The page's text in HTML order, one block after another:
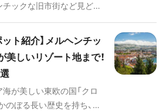
然が満喫できるスポット、
行の計画を立てるのに必
しています。
ックな旧市街など見どこ
ーやホテル、その他知って
さんが旅行前に知ってお
。スイスへの旅行を検討
方も、これを読んだらき
なること間違いなしで
ト紹介】メルヘンチッ
しいリゾート地まで！
が美しい東欧の国「クロ
のぼる長い歴史を持ち、い